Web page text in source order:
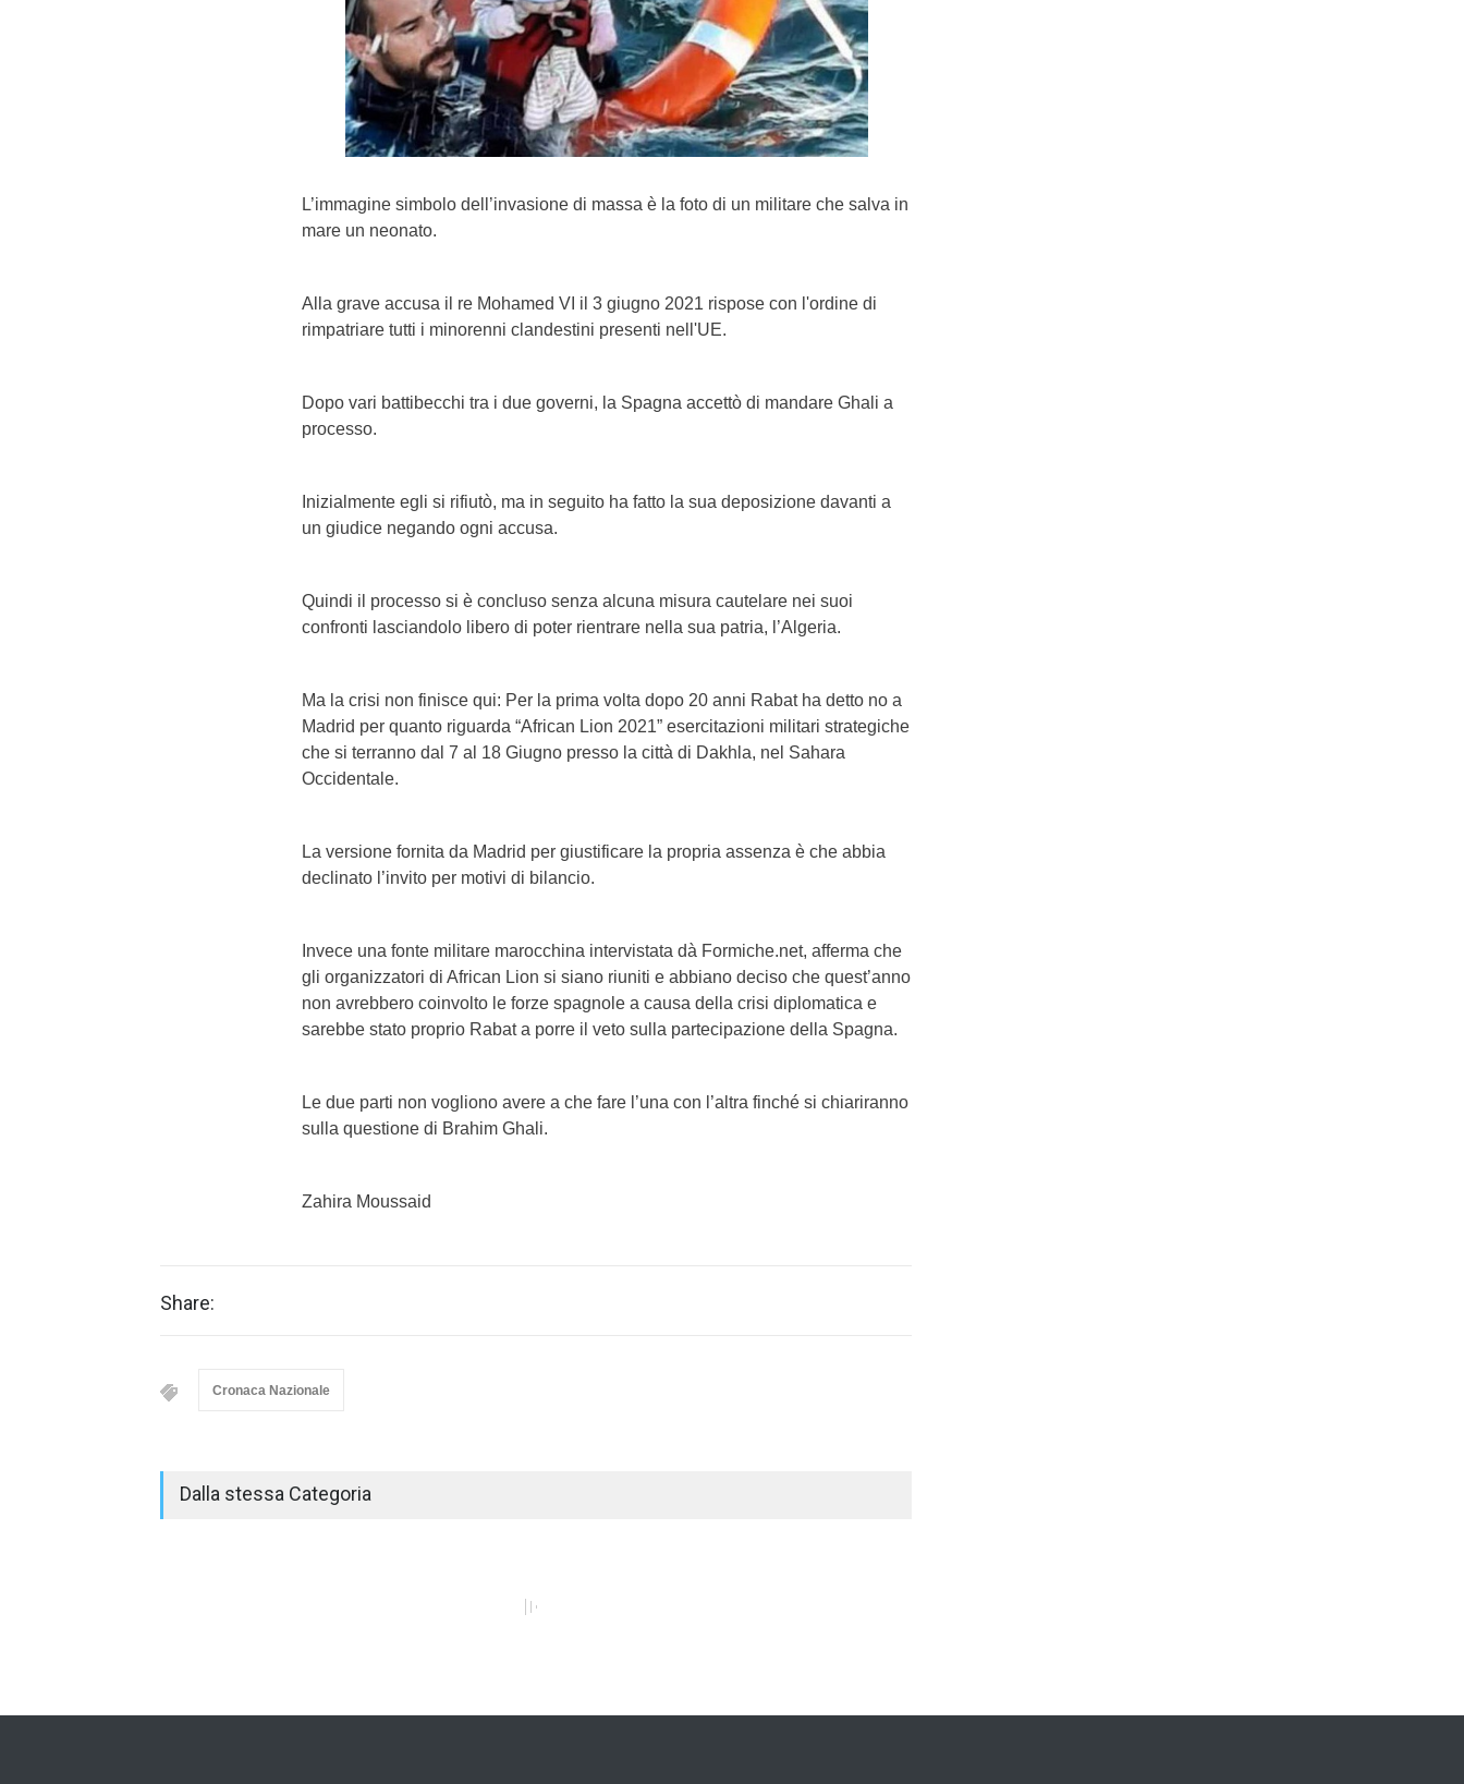
L’immagine simbolo dell’invasione di massa è la foto di un militare che salva in
mare un neonato.
Alla grave accusa il re Mohamed VI il 3 giugno 2021 rispose con l'ordine di
rimpatriare tutti i minorenni clandestini presenti nell'UE.
Dopo vari battibecchi tra i due governi, la Spagna accettò di mandare Ghali a
processo.
Inizialmente egli si rifiutò, ma in seguito ha fatto la sua deposizione davanti a
un giudice negando ogni accusa.
Quindi il processo si è concluso senza alcuna misura cautelare nei suoi
confronti lasciandolo libero di poter rientrare nella sua patria, l’Algeria.
Ma la crisi non finisce qui: Per la prima volta dopo 20 anni Rabat ha detto no a
Madrid per quanto riguarda “African Lion 2021” esercitazioni militari strategiche
che si terranno dal 7 al 18 Giugno presso la città di Dakhla, nel Sahara
Occidentale.
La versione fornita da Madrid per giustificare la propria assenza è che abbia
declinato l’invito per motivi di bilancio.
Invece una fonte militare marocchina intervistata dà Formiche.net, afferma che
gli organizzatori di African Lion si siano riuniti e abbiano deciso che quest’anno
non avrebbero coinvolto le forze spagnole a causa della crisi diplomatica e
sarebbe stato proprio Rabat a porre il veto sulla partecipazione della Spagna.
Le due parti non vogliono avere a che fare l’una con l’altra finché si chiariranno
sulla questione di Brahim Ghali.
Zahira Moussaid
Share:
Cronaca Nazionale
Dalla stessa Categoria